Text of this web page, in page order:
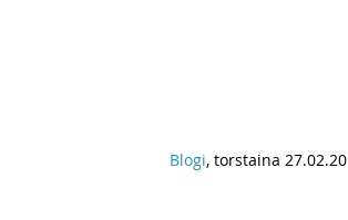
Blogi, torstaina 27.02.20